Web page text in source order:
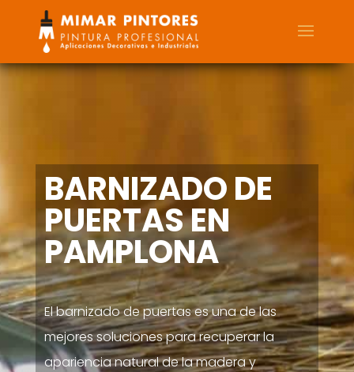
BARNIZADO DE
PUERTAS EN
PAMPLONA
El barnizado de puertas es una de las
mejores soluciones para recuperar la
apariencia natural de la madera y